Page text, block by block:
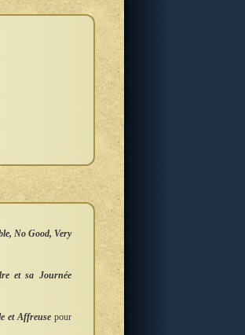
No Good, Very
et sa Journée
et Affreusepour